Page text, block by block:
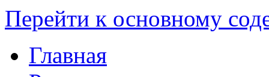
Перейти к основному
Главная